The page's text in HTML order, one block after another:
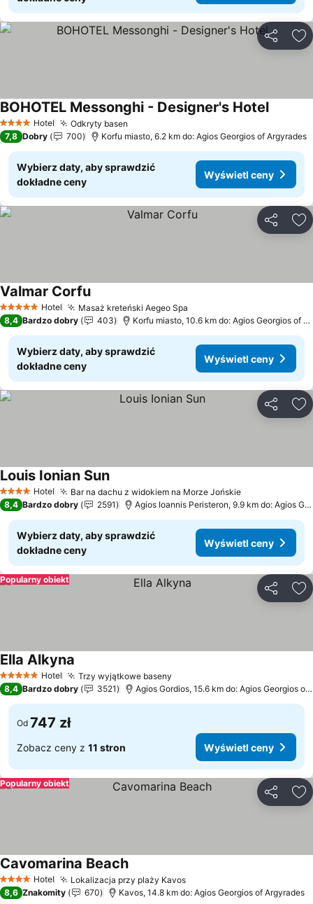
4 KategoriaHotel Odkryty basen
BOHOTEL Messonghi - Designer's Hotel
7,8 Dobry 700 Korfu miasto, 6.2 km do: Agios Georgios of Argyrades
Wybierz daty, aby sprawdzić
dokładne ceny
Wyświetl ceny
5 KategoriaHotel Masaż kreteński Aegeo Spa
Valmar CorfuWyświetl ceny
8,4 Bardzo dobry 403 Korfu miasto, 10.6 km do: Agios Georgios of
Wybierz daty, aby sprawdzić
dokładne ceny
Wyświetl ceny
4 KategoriaHotel Bar na dachu z widokiem na Morze JońskieWyświetl
Louis Ionian SunWyświetl ceny
8,4 Bardzo dobry 2591 Agios Ioannis Peristeron, 9.9 km do: Agios
Wybierz daty, aby sprawdzić
dokładne ceny
Wyświetl ceny
Popularny obiekt
5 KategoriaHotel Trzy wyjątkowe baseny
Ella Alkyna
8,4 Bardzo dobry 3521 Agios Gordios, 15.6 km do: Agios Georgios of
Od 747 zł
Zobacz ceny z 11 stron Wyświetl ceny
Popularny obiekt
4 KategoriaHotel Lokalizacja przy plaży KavosWyświetl ceny
Cavomarina BeachWyświetl ceny
8,6 Znakomity 670 Kavos, 14.8 km do: Agios Georgios of Argyrades